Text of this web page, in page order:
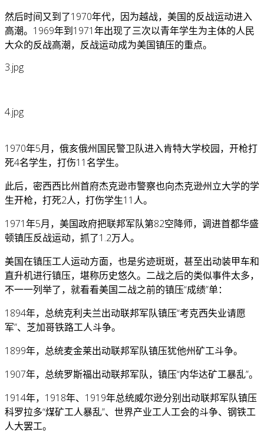
然后时间又到了1970年代，因为越战，美国的反战运动进入
高潮。1969年到1971年出现了三次以青年学生为主体的人民
大众的反战高潮，反战运动成为美国镇压的重点。
3.jpg
4.jpg
1970年5月，俄亥俄州国民警卫队进入肯特大学校园，开枪打
死4名学生，打伤11名学生。
此后，密西西比州首府杰克逊市警察也向杰克逊州立大学的学
生开枪，打死2人，打伤学生11人。
1971年5月，美国政府把联邦军队第82空降师，调进首都华盛
顿镇压反战运动，抓了1.2万人。
美国在镇压工人运动方面，也是劣迹斑斑，甚至出动装甲车和
直升机进行镇压，堪称历史悠久。二战之后的类似事件太多，
不一一列举了，就看看美国二战之前的镇压“成绩”单：
1894年，总统克利夫兰出动联邦军队镇压“考克西失业请愿
军”、芝加哥铁路工人斗争。
1899年，总统麦金莱出动联邦军队镇压犹他州矿工斗争。
1907年，总统罗斯福出动联邦军队，镇压“内华达矿工暴乱”。
1914年，1918年、1919年总统威尔逊分别出动联邦军队镇压
科罗拉多“煤矿工人暴乱”、世界产业工人工会的斗争、钢铁工
人大罢工。